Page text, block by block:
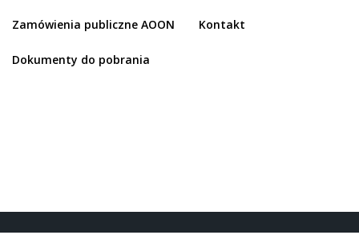
Zamówienia publiczne AOON Kontakt
Dokumenty do pobrania